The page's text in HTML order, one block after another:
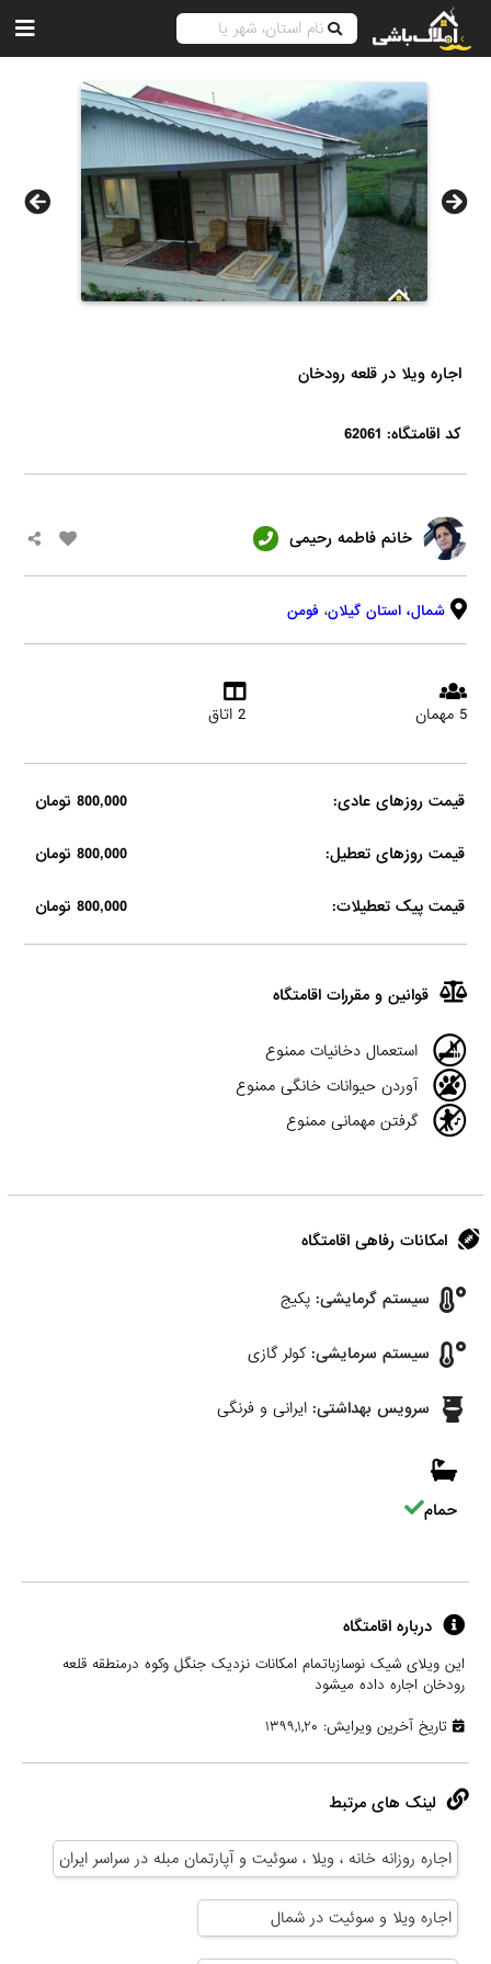
اجاره ویلا در قلعه رودخان
کد اقامتگاه: 62061
خانم فاطمه رحیمی
شمال، استان گیلان، فومن
5 مهمان 2 اتاق
قیمت روزهای عادی: 800,000 تومان
قیمت روزهای تعطیل: 800,000 تومان
قیمت پیک تعطیلات: 800,000 تومان
قوانین و مقررات اقامتگاه
استعمال دخانیات ممنوع
آوردن حیوانات خانگی ممنوع
گرفتن مهمانی ممنوع
امکانات رفاهی اقامتگاه
سیستم گرمایشی: پکیج
سیستم سرمایشی: کولر گازی
سرویس بهداشتی: ایرانی و فرنگی
حمام
درباره اقامتگاه
این ویلای شیک نوسازباتمام امکانات نزدیک جنگل وکوه درمنطقه قلعه
رودخان اجاره داده میشود
تاریخ آخرین ویرایش: ۱۳۹۹,۱,۲۰
لینک های مرتبط
اجاره روزانه خانه ، ویلا ، سوئیت و آپارتمان مبله در سراسر ایران
اجاره ویلا و سوئیت در شمال